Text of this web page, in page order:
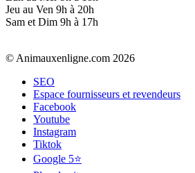
Jeu au Ven 9h à 20h
Sam et Dim 9h à 17h
© Animauxenligne.com 2026
SEO
Espace fournisseurs et revendeurs
Facebook
Youtube
Instagram
Tiktok
Google 5⭐